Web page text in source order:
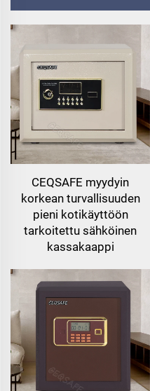
CEQSAFE myydyin
korkean turvallisuuden
pieni kotikäyttöön
tarkoitettu sähköinen
kassakaappi